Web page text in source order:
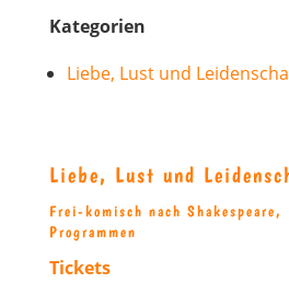
Kategorien
Liebe, Lust und
Liebe, Lust und
Frei-komisch nach
Programmen
Tickets